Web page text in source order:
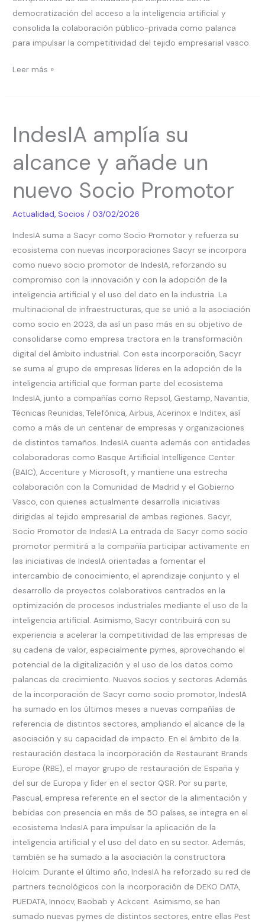
democratización del acceso a la inteligencia artificial y
consolida la colaboración público-privada como palanca
para impulsar la competitividad del tejido empresarial vasco.
Leer más »
IndesIA amplía su
alcance y añade un
nuevo Socio Promotor
Actualidad, Socios /03/02/2026
IndesIA suma a Sacyr como Socio Promotor y refuerza su
ecosistema con nuevas incorporaciones Sacyr se incorpora
como nuevo socio promotor de IndesIA, reforzando su
compromiso con la innovación y con la adopción de la
inteligencia artificial y el uso del dato en la industria. La
multinacional de infraestructuras, que se unió a la asociación
como socio en 2023, da así un paso más en su objetivo de
consolidarse como empresa tractora en la transformación
digital del ámbito industrial. Con esta incorporación, Sacyr
se suma al grupo de empresas líderes en la adopción de la
inteligencia artificial que forman parte del ecosistema
IndesIA, junto a compañías como Repsol, Gestamp, Navantia,
Técnicas Reunidas, Telefónica, Airbus, Acerinox e Inditex, así
como a más de un centenar de empresas y organizaciones
de distintos tamaños. IndesIA cuenta además con entidades
colaboradoras como Basque Artificial Intelligence Center
(BAIC), Accenture y Microsoft, y mantiene una estrecha
colaboración con la Comunidad de Madrid y el Gobierno
Vasco, con quienes actualmente desarrolla iniciativas
dirigidas al tejido empresarial de ambas regiones. Sacyr,
Socio Promotor de IndesIA La entrada de Sacyr como socio
promotor permitirá a la compañía participar activamente en
las iniciativas de IndesIA orientadas a fomentar el
intercambio de conocimiento, el aprendizaje conjunto y el
desarrollo de proyectos colaborativos centrados en la
optimización de procesos industriales mediante el uso de la
inteligencia artificial. Asimismo, Sacyr contribuirá con su
experiencia a acelerar la competitividad de las empresas de
su cadena de valor, especialmente pymes, aprovechando el
potencial de la digitalización y el uso de los datos como
palancas de crecimiento. Nuevos socios y sectores Además
de la incorporación de Sacyr como socio promotor, IndesIA
ha sumado en los últimos meses a nuevas compañías de
referencia de distintos sectores, ampliando el alcance de la
asociación y su capacidad de impacto. En el ámbito de la
restauración destaca la incorporación de Restaurant Brands
Europe (RBE), el mayor grupo de restauración de España y
del sur de Europa y líder en el sector QSR. Por su parte,
Pascual, empresa referente en el sector de la alimentación y
bebidas con presencia en más de 50 países, se integra en el
ecosistema IndesIA para impulsar la aplicación de la
inteligencia artificial y el uso del dato en su sector. Además,
también se ha sumado a la asociación la constructora
Holcim. Durante el último año, IndesIA ha reforzado su red de
partners tecnológicos con la incorporación de DEKO DATA,
PUEDATA, Innocv, Baobab y Ackcent. Asimismo, se han
sumado nuevas pymes de distintos sectores, entre ellas Pest
amplía
su
alcance
añade
nuevo
Socio
Promotor